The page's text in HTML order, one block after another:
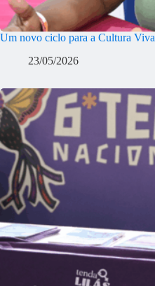
Um novo ciclo para a Cultura Viva
23/05/2026